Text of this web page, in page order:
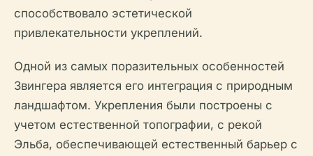
способствовало эстетической
привлекательности укреплений.
Одной из самых поразительных особенностей
Звингера является его интеграция с природным
ландшафтом. Укрепления были построены с
учетом естественной топографии, с рекой
Эльба, обеспечивающей естественный барьер с